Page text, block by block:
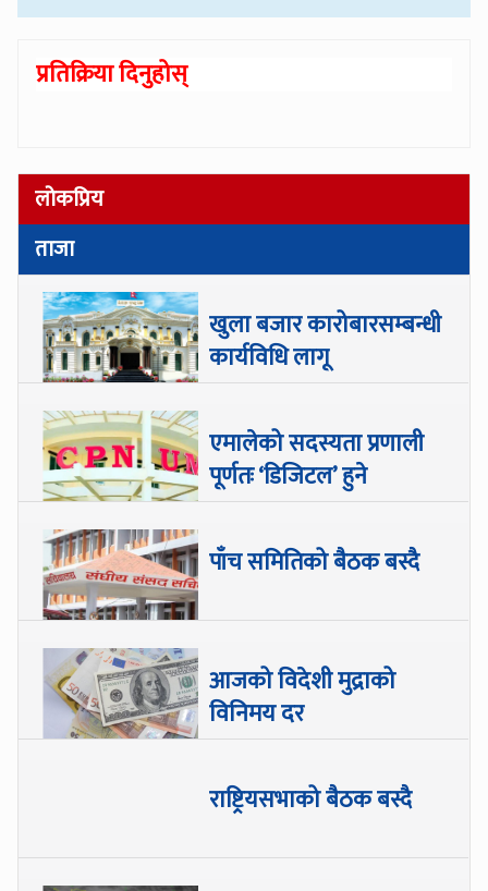
प्रतिक्रिया दिनुहोस्
लोकप्रिय
ताजा
खुला बजार कारोबारसम्बन्धी
कार्यविधि लागू
एमालेको सदस्यता प्रणाली
पूर्णतः ‘डिजिटल’ हुने
पाँच समितिको बैठक बस्दै
आजको विदेशी मुद्राको
विनिमय दर
राष्ट्रियसभाको बैठक बस्दै